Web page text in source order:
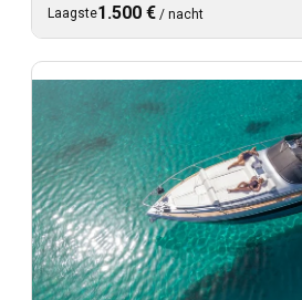
Laagste1.500 € / nacht